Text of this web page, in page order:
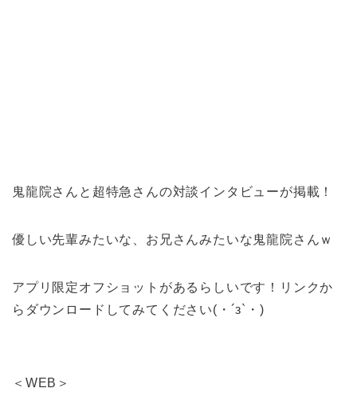
鬼龍院さんと超特急さんの対談インタビューが掲載！
優しい先輩みたいな、お兄さんみたいな鬼龍院さんｗ
アプリ限定オフショットがあるらしいです！リンクか
らダウンロードしてみてください(・´з`・)
＜WEB＞